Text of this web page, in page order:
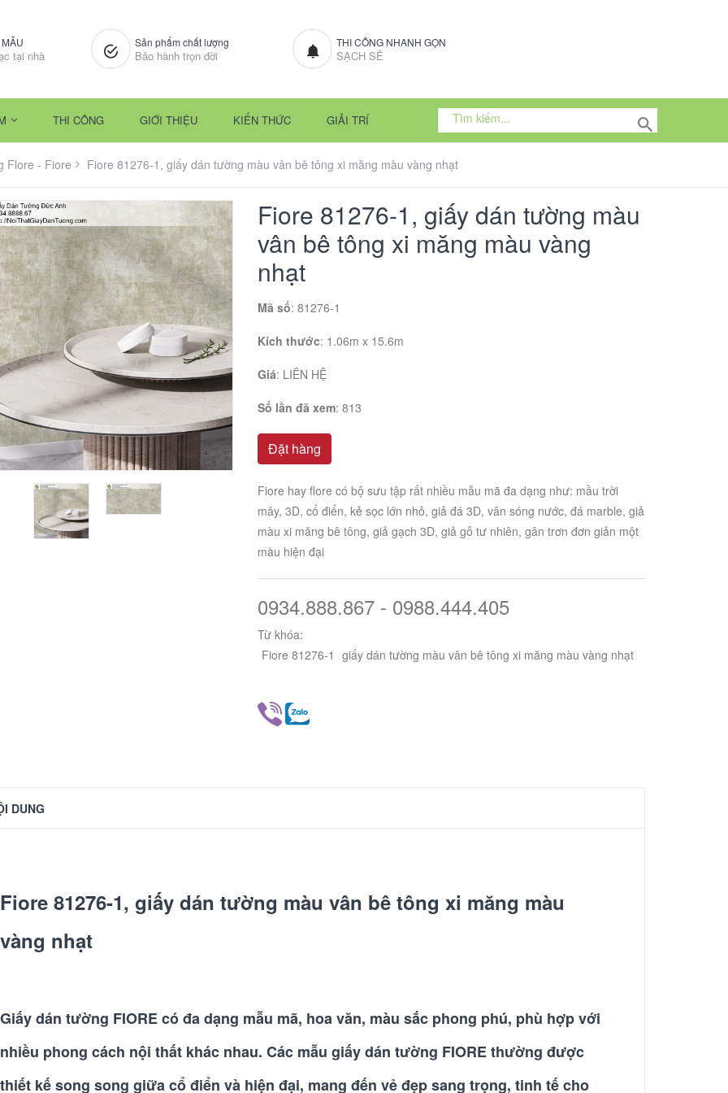
tại nhà
Sản phẩm chất lượng
Bảo hành trọn đời
THI CÔNG NHANH GỌN
SẠCH SẼ
THI CÔNG GIỚI THIỆU KIẾN THỨC GIẢI TRÍ
Flore - Fiore Fiore 81276-1, giấy dán tường màu vân bê tông xi măng màu vàng nhạt
Fiore 81276-1, giấy dán tường màu
vân bê tông xi măng màu vàng
nhạt
Mã số: 81276-1
Kích thước: 1.06m x 15.6m
Giá: LIÊN HỆ
Số lần đã xem: 813
Đặt hàng
Fiore hay flore có bộ sưu tập rất nhiều mẫu mã đa dạng như: mầu trời
mây, 3D, cổ điển, kẻ sọc lớn nhỏ, giả đá 3D, vân sóng nước, đá marble, giả
màu xi măng bê tông, giả gạch 3D, giả gỗ tư nhiên, gân trơn đơn giản một
màu hiện đại
0934.888.867 - 0988.444.405
Từ khóa:
Fiore 81276-1 giấy dán tường màu vân bê tông xi măng màu vàng nhạt
DUNG
Fiore 81276-1, giấy dán tường màu vân bê tông xi măng màu
vàng nhạt
Giấy dán tường FIORE có đa dạng mẫu mã, hoa văn, màu sắc phong phú, phù hợp với
nhiều phong cách nội thất khác nhau. Các mẫu giấy dán tường FIORE thường được
thiết kế song song giữa cổ điển và hiện đại, mang đến vẻ đẹp sang trọng, tinh tế cho